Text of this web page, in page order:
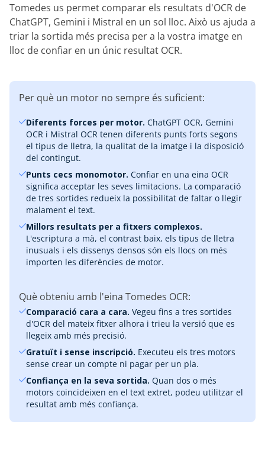
Tomedes us permet comparar els resultats d'OCR de
ChatGPT, Gemini i Mistral en un sol lloc. Això us ajuda a
triar la sortida més precisa per a la vostra imatge en
lloc de confiar en un únic resultat OCR.
Per què un motor no sempre és suficient:
Diferents forces per motor. ChatGPT OCR, Gemini
OCR i Mistral OCR tenen diferents punts forts segons
el tipus de lletra, la qualitat de la imatge i la disposició
del contingut.
Punts cecs monomotor. Confiar en una eina OCR
significa acceptar les seves limitacions. La comparació
de tres sortides redueix la possibilitat de faltar o llegir
malament el text.
Millors resultats per a fitxers complexos.
L'escriptura a mà, el contrast baix, els tipus de lletra
inusuals i els dissenys densos són els llocs on més
importen les diferències de motor.
Què obteniu amb l'eina Tomedes OCR:
Comparació cara a cara. Vegeu fins a tres sortides
d'OCR del mateix fitxer alhora i trieu la versió que es
llegeix amb més precisió.
Gratuït i sense inscripció. Executeu els tres motors
sense crear un compte ni pagar per un pla.
Confiança en la seva sortida. Quan dos o més
motors coincideixen en el text extret, podeu utilitzar el
resultat amb més confiança.